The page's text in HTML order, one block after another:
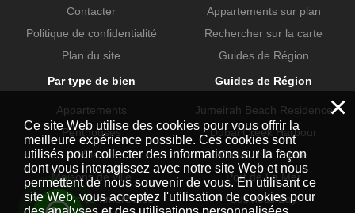
Contacter
Politique de confidentialité
Plan du site
Appartements sur plan
Rechercher sur la carte
Guides de Région
Par type de bien
Appartements
Penthouses
Villas
Maisons de ville
Propriétés commerciales
Guides de Région
Jumeirah Beach Residence
Dubai Creek Harbour
Dubai Hills Estate
Port de La Mer
Business Bay
×
Ce site Web utilise des cookies pour vous offrir la
meilleure expérience possible. Ces cookies sont
utilisés pour collecter des informations sur la façon
dont vous interagissez avec notre site Web et nous
permettent de nous souvenir de vous. En utilisant ce
site Web, vous acceptez l'utilisation de cookies pour